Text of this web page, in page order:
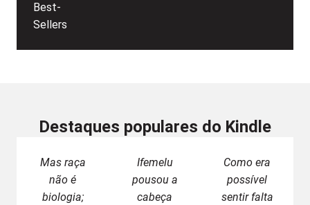
Best-
Sellers
Destaques populares do Kindle
Mas raça
não é
biologia;
Ifemelu
pousou a
cabeça
Como era
possível
sentir falta